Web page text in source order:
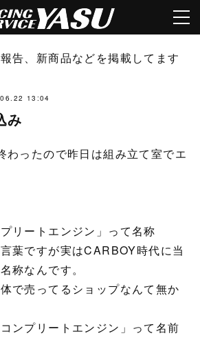
告、新商品などを掲載してます
13:04
み
わったので昨日は組み立て室でエ
リートエンジン」って名称
葉ですが実はCARBOY時代に当
称なんです。
で売ってるショップなんて無か
ンプリートエンジン」って名前